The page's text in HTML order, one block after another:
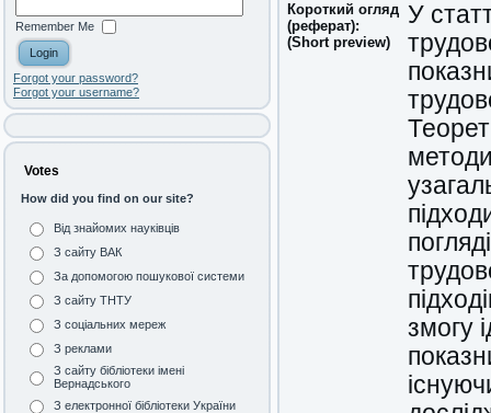
Remember Me
Forgot your password?
Forgot your username?
Votes
How did you find on our site?
Від знайомих науківців
З сайту ВАК
За допомогою пошукової системи
З сайту ТНТУ
З соціальних мереж
З реклами
З сайту бібліотеки імені
Вернадського
З електронної бібліотеки України
Короткий огляд
(реферат):
(Short preview)
У
змогу